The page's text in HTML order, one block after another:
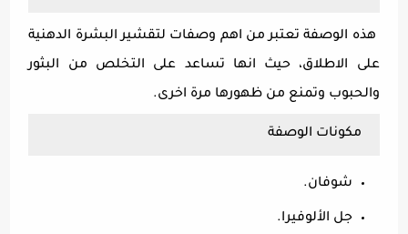
هذه الوصفة تعتبر من اهم وصفات لتقشير البشرة الدهنية
على الاطلاق، حيث انها تساعد على التخلص من البثور
والحبوب وتمنع من ظهورها مرة اخرى.
مكونات الوصفة
شوفان.
جل الألوفيرا.